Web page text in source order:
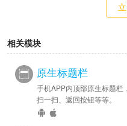
相关模块
原生标题栏
手机APP内顶部原生标题栏
扫一扫、返回按钮等等。